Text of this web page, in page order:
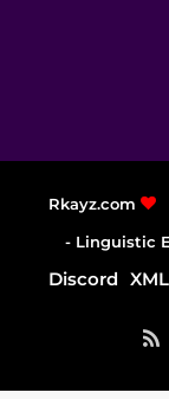
Rkayz.com
Linguistic
XML
Discord
ملخص